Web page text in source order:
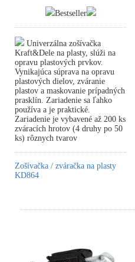
Bestseller
Univerzálna zošívačka
Kraft&Dele na plasty, slúži na
opravu plastových prvkov.
Vynikajúca súprava na opravu
plastových dielov, zváranie
plastov a maskovanie prípadných
prasklín. Zariadenie sa ľahko
používa a je praktické.
Zariadenie je vybavené až 200 ks
zváracích hrotov (4 druhy po 50
ks) rôznych tvarov
Zošívačka / zváračka na plasty
KD864